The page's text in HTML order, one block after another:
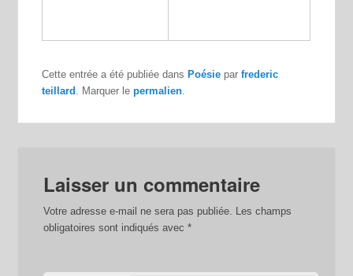
Cette entrée a été publiée dans Poésie parfrederic
teillard . Marquer lepermalien.
Laisser un commentaire
Votre adresse e-mail ne sera pas publiée. Les champs
obligatoires sont indiqués avec*